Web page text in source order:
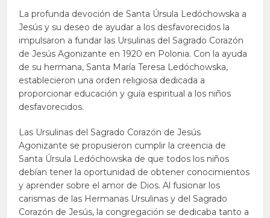
La profunda devoción de Santa Úrsula Ledóchowska a
Jesús y su deseo de ayudar a los desfavorecidos la
impulsaron a fundar las Ursulinas del Sagrado Corazón
de Jesús Agonizante en 1920 en Polonia. Con la ayuda
de su hermana, Santa María Teresa Ledóchowska,
establecieron una orden religiosa dedicada a
proporcionar educación y guía espiritual a los niños
desfavorecidos.
Las Ursulinas del Sagrado Corazón de Jesús
Agonizante se propusieron cumplir la creencia de
Santa Úrsula Ledóchowska de que todos los niños
debían tener la oportunidad de obtener conocimientos
y aprender sobre el amor de Dios. Al fusionar los
carismas de las Hermanas Ursulinas y del Sagrado
Corazón de Jesús, la congregación se dedicaba tanto a